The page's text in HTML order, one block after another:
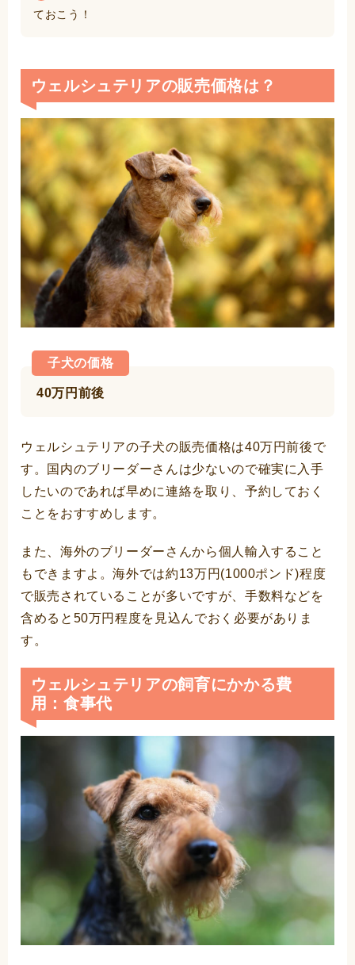
ておこう！
ウェルシュテリアの販売価格は？
子犬の価格
40万円前後
ウェルシュテリアの子犬の販売価格は40万円前後で
す。国内のブリーダーさんは少ないので確実に入手
したいのであれば早めに連絡を取り、予約しておく
ことをおすすめします。
また、海外のブリーダーさんから個人輸入すること
もできますよ。海外では約13万円(1000ポンド)程度
で販売されていることが多いですが、手数料などを
含めると50万円程度を見込んでおく必要がありま
す。
ウェルシュテリアの飼育にかかる費
用：食事代